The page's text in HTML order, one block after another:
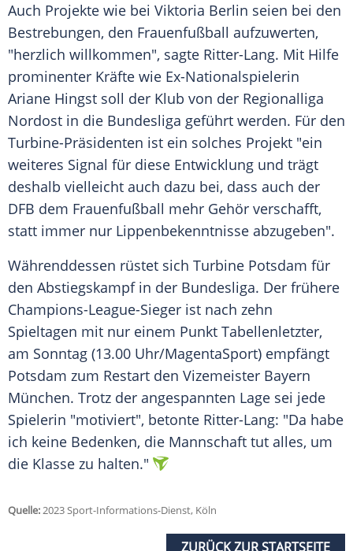
Auch Projekte wie bei Viktoria Berlin seien bei den
Bestrebungen, den Frauenfußball aufzuwerten,
"herzlich willkommen", sagte Ritter-Lang. Mit Hilfe
prominenter Kräfte wie Ex-Nationalspielerin
Ariane Hingst soll der Klub von der Regionalliga
Nordost in die Bundesliga geführt werden. Für den
Turbine-Präsidenten ist ein solches Projekt "ein
weiteres Signal für diese Entwicklung und trägt
deshalb vielleicht auch dazu bei, dass auch der
DFB dem Frauenfußball mehr Gehör verschafft,
statt immer nur Lippenbekenntnisse abzugeben".
Währenddessen rüstet sich Turbine Potsdam für
den Abstiegskampf in der Bundesliga. Der frühere
Champions-League-Sieger ist nach zehn
Spieltagen mit nur einem Punkt Tabellenletzter,
am Sonntag (13.00 Uhr/MagentaSport) empfängt
Potsdam zum Restart den Vizemeister Bayern
München. Trotz der angespannten Lage sei jede
Spielerin "motiviert", betonte Ritter-Lang: "Da habe
ich keine Bedenken, die Mannschaft tut alles, um
die Klasse zu halten."
Quelle:2023 Sport-Informations-Dienst, Köln
ZURÜCK ZUR STARTSEITE